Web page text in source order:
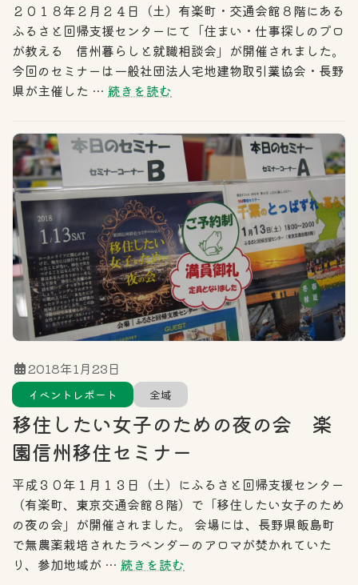
２０１８年２月２４日（土）有楽町・交通会館８階にある
ふるさと回帰支援センターにて「住まい・仕事探しのプロ
が教える 信州暮らしと就職相談会」が開催されました。
今回のセミナーは一般社団法人宅地建物取引業協会・長野
県が主催した … 続きを読む
イベントレポート 全域
移住したい女子のための夜の会 楽
園信州移住セミナー
2018年1月23日
平成３０年１月１３日（土）にふるさと回帰支援センター
（有楽町、東京交通会館８階）で「移住したい女子のため
の夜の会」が開催されました。 会場には、長野県飯島町
で無農薬栽培されたラベンダーのアロマが焚かれていた
り、参加地域が … 続きを読む